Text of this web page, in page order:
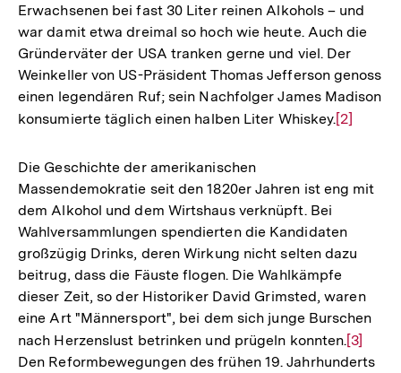
Erwachsenen bei fast 30 Liter reinen Alkohols – und
war damit etwa dreimal so hoch wie heute. Auch die
Gründerväter der USA tranken gerne und viel. Der
Weinkeller von US-Präsident Thomas Jefferson genoss
einen legendären Ruf; sein Nachfolger James Madison
konsumierte täglich einen halben Liter Whiskey.Zur
Fußnote
[2]
Die Geschichte der amerikanischen
Massendemokratie seit den 1820er Jahren ist eng mit
dem Alkohol und dem Wirtshaus verknüpft. Bei
Wahlversammlungen spendierten die Kandidaten
großzügig Drinks, deren Wirkung nicht selten dazu
beitrug, dass die Fäuste flogen. Die Wahlkämpfe
dieser Zeit, so der Historiker David Grimsted, waren
eine Art "Männersport", bei dem sich junge Burschen
nach Herzenslust betrinken und prügeln konnten.Zur
[3]
Den Reformbewegungen des frühen 19. Jahrhunderts